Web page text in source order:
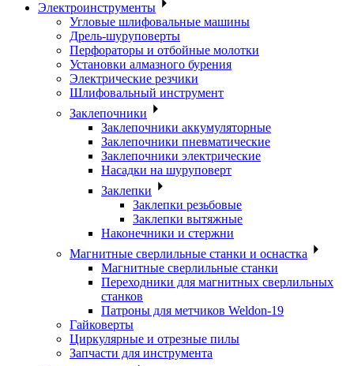
Электроинструменты
Угловые шлифовальные машины
Дрель-шуруповерты
Перфораторы и отбойные молотки
Установки алмазного бурения
Электрические резчики
Шлифовальный инструмент
Заклепочники
Заклепочники аккумуляторные
Заклепочники пневматические
Заклепочники электрические
Насадки на шуруповерт
Заклепки
Заклепки резьбовые
Заклепки вытяжные
Наконечники и стержни
Магнитные сверлильные станки и оснастка
Магнитные сверлильные станки
Переходники для магнитных сверлильных
станков
Патроны для метчиков Weldon-19
Гайковерты
Циркулярные и отрезные пилы
Запчасти для инструмента